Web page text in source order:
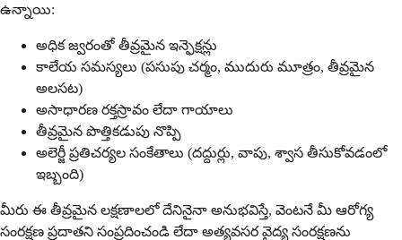
ఉన్నాయి:
అధిక జ్వరంతో తీవ్రమైన ఇన్ఫెక్షన్లు
కాలేయ సమస్యలు (పసుపు చర్మం, ముదురు మూత్రం, తీవ్రమైన
అలసట)
అసాధారణ రక్తస్రావం లేదా గాయాలు
తీవ్రమైన పొత్తికడుపు నొప్పి
అలెర్జీ ప్రతిచర్యల సంకేతాలు (దద్దుర్లు, వాపు, శ్వాస తీసుకోవడంలో
ఇబ్బంది)
మీరు ఈ తీవ్రమైన లక్షణాలలో దేనినైనా అనుభవిస్తే, వెంటనే మీ ఆరోగ్య
సంరక్షణ ప్రదాతని సంప్రదించండి లేదా అత్యవసర వైద్య సంరక్షణను